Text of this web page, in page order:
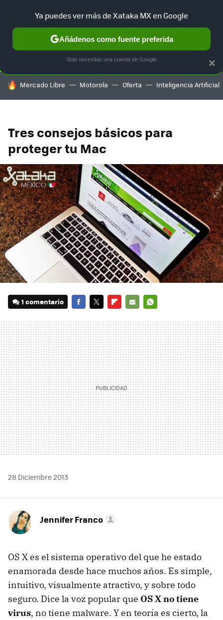
SELECCIÓN GAMING HOME AUTO TERRITORIO
HOY SE HABLA DE
Mercado Libre Motorola Oferta Inteligencia Artificial
Tres consejos básicos para
proteger tu Mac
1 comentario
MAIL
28 Diciembre 2013
Jennifer Franco
OS X es el sistema operativo del que he estado
enamorada desde hace muchos años. Es simple,
intuitivo, visualmente atractivo, y sobre todo
seguro. Dice la voz popular que OS X no tiene
virus, no tiene malware. Y en teoría es cierto, la
×
Ya puedes ver más de Xataka MX en Google
Añádenos como fuente preferida
Solo necesitas una cuenta de Google